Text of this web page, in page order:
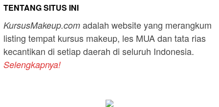
TENTANG SITUS INI
KursusMakeup.com adalah website yang merangkum
listing tempat kursus makeup, les MUA dan tata rias
kecantikan di setiap daerah di seluruh Indonesia.
Selengkapnya!